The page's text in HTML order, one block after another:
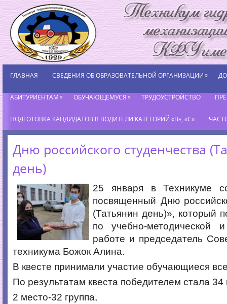
ГЛАВНАЯ СВЕДЕНИЯ ОБ ОБРАЗОВАТЕЛЬНОЙ ОРГАНИЗАЦИИ»
АБИТУРИЕНТАМ» ОБУЧАЮЩЕМУСЯ» ТРУДОУСТРОЙСТВО
ПОДГОТОВКА КАНДИДАТОВ В ВОДИТЕЛИ КАТЕГОРИЙ «В», «С»
Дню российского студенчества
день)
25 января в Техникуме
посвященный Дню
(Татьянин день)», который
по учебно-методической и
работе и председатель
техникума Божок Алина.
В квесте принимали участие обучающиеся
По результатам квеста победителем стала 34
2 место-32 группа,